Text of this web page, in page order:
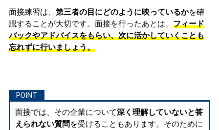
面接練習は、 第三者の目にどのように映っているかを確
認することが大切です。面接を行ったあとは、 フィード
バックやアドバイスをもらい、次に活かしていくことも
忘れずに行いましょう。
面接では、その企業について深く理解していないと答
えられない質問 を受けることもあります。そのために